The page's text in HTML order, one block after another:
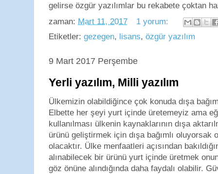
gelirse özgür yazılımlar bu rekabete çoktan
zaman: Mart 11, 2017
1 yorum:
Etiketler: gezegen, lisans, özgür yazılım
9 Mart 2017 Perşembe
Yerli yazılım, Milli yazılım
Ülkemizin olabildiğince çok konuda dışa
Elbette her şeyi yurt içinde üretemeyiz ama
kullanılması ülkenin kaynaklarının dışa
ürünü geliştirmek için dışa bağımlı oluyorsak
olacaktır. Ülke menfaatleri açısından
alınabilecek bir ürünü yurt içinde üretmek
göz önüne alındığında daha faydalı olabilir.